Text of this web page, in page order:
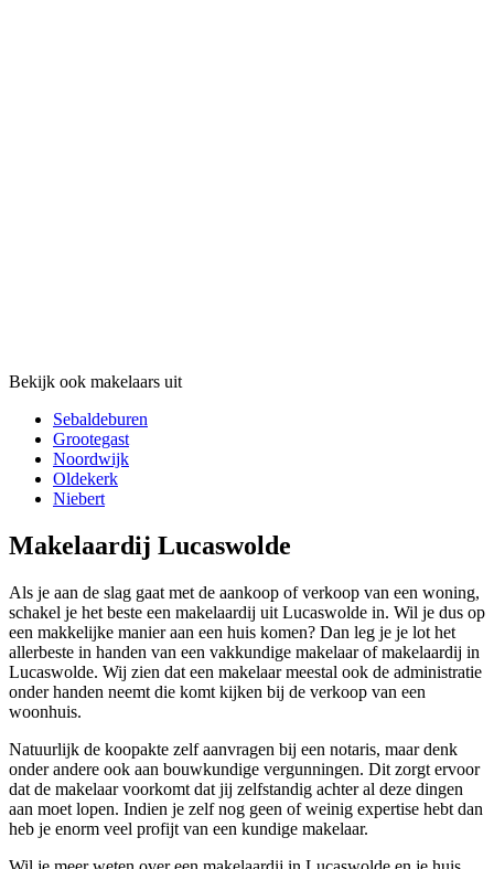
Bekijk ook makelaars uit
Sebaldeburen
Grootegast
Noordwijk
Oldekerk
Niebert
Makelaardij Lucaswolde
Als je aan de slag gaat met de aankoop of verkoop van een woning,
schakel je het beste een makelaardij uit Lucaswolde in. Wil je dus op
een makkelijke manier aan een huis komen? Dan leg je je lot het
allerbeste in handen van een vakkundige makelaar of makelaardij in
Lucaswolde. Wij zien dat een makelaar meestal ook de administratie
onder handen neemt die komt kijken bij de verkoop van een
woonhuis.
Natuurlijk de koopakte zelf aanvragen bij een notaris, maar denk
onder andere ook aan bouwkundige vergunningen. Dit zorgt ervoor
dat de makelaar voorkomt dat jij zelfstandig achter al deze dingen
aan moet lopen. Indien je zelf nog geen of weinig expertise hebt dan
heb je enorm veel profijt van een kundige makelaar.